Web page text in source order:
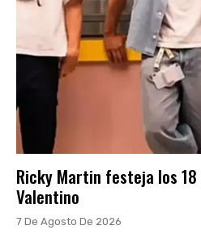
Ricky Martin festeja los
Valentino
7 De Agosto De 2026